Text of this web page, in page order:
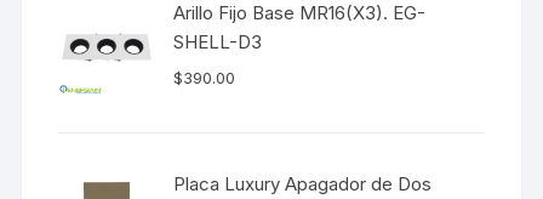
Arillo Fijo Base MR16(X3). EG-
SHELL-D3
$390.00
Placa Luxury Apagador de Dos